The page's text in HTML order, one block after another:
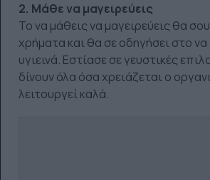
2. Μάθε να μαγειρεύεις
Το να μάθεις να μαγειρεύεις θα
χρήματα και θα σε οδηγήσει στο
υγιεινά. Εστίασε σε γευστικές
δίνουν όλα όσα χρειάζεται ο
λειτουργεί καλά.